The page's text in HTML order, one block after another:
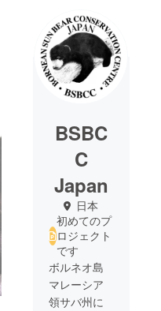
BSBC
C
Japan
日本
初めてのプ
ロジェクト
です
ボルネオ島
マレーシア
領サバ州に